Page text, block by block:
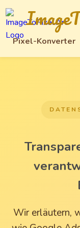
Pixel-Konverter
Wir erläutern,